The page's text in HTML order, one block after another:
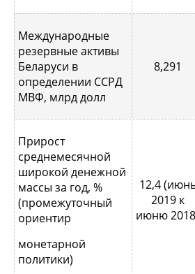
Международные
резервные активы
Беларуси в
определении ССРД
МВФ, млрд долл
8,291
Прирост
среднемесячной
широкой денежной
массы за год, %
(промежуточный
ориентир
монетарной
политики)
12,4
2019 к
июню